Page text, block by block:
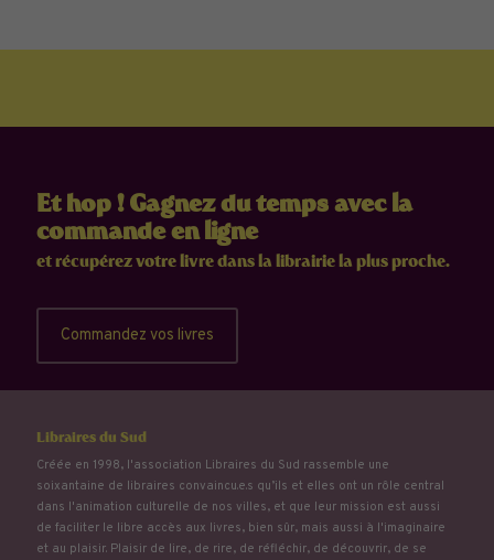
Et hop ! Gagnez du temps avec la
commande en ligne
et récupérez votre livre dans la librairie la plus proche.
Commandez vos livres
Libraires du Sud
Créée en 1998, l'association Libraires du Sud rassemble une
soixantaine de libraires convaincu.e.s qu’ils et elles ont un rôle central
dans l'animation culturelle de nos villes, et que leur mission est aussi
de faciliter le libre accès aux livres, bien sûr, mais aussi à l'imaginaire
et au plaisir. Plaisir de lire, de rire, de réfléchir, de découvrir, de se